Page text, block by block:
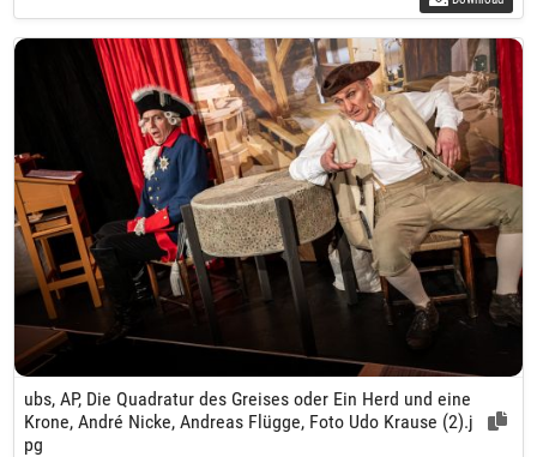
ubs, AP, Die Quadratur des Greises oder Ein Herd und eine
Krone, André Nicke, Andreas Flügge, Foto Udo Krause (2).j
pg